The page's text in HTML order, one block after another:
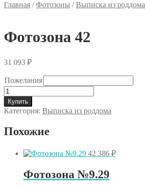
Главная /Фотозоны /Выписка из роддома
Фотозона 42
31 093 ₽
Пожелания
Количество
товара
Фотозона
42
Купить
Категория: Выписка из роддома
Похожие
42 386 ₽
Фотозона №9.29